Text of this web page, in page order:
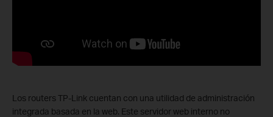
Los routers TP-Link cuentan con una utilidad de administración
integrada basada en la web. Este servidor web interno no